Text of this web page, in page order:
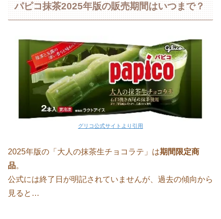
パピコ抹茶2025年版の販売期間はいつまで？
グリコ公式サイトより引用
2025年版の「大人の抹茶生チョコラテ」は期間限定商
品。
公式には終了日が明記されていませんが、過去の傾向から
見ると…